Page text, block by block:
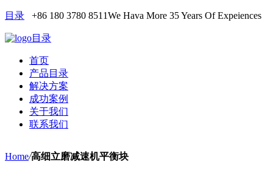
目录 +86 180 3780 8511We Hava More 35 Years Of Expeiences
目录
首页
产品目录
解决方案
成功案例
关于我们
联系我们
Home/高细立磨减速机平衡块